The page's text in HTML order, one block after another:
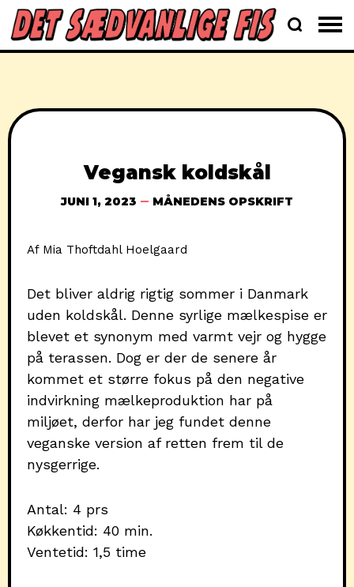
Vegansk koldskål
JUNI 1, 2023 MÅNEDENS OPSKRIFT
Af Mia Thoftdahl Hoelgaard
Det bliver aldrig rigtig sommer i Danmark
uden koldskål. Denne syrlige mælkespise er
blevet et synonym med varmt vejr og hygge
på terassen. Dog er der de senere år
kommet et større fokus på den negative
indvirkning mælkeproduktion har på
miljøet, derfor har jeg fundet denne
veganske version af retten frem til de
nysgerrige.
Antal: 4 prs
Køkkentid: 40 min.
Ventetid: 1,5 time